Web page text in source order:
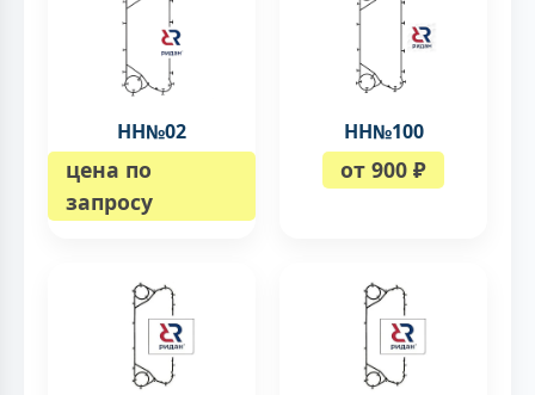
НН№02
цена по
запросу
НН№100
от 900 ₽